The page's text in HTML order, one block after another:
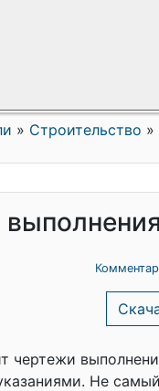
» Строительство »
чертежи
Не